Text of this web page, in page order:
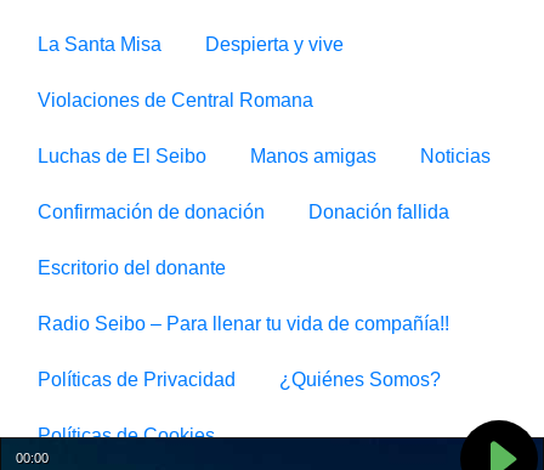
La Santa Misa Despierta y vive
Violaciones de Central Romana
Luchas de El Seibo Manos amigas Noticias
Confirmación de donación Donación fallida
Escritorio del donante
Radio Seibo – Para llenar tu vida de compañía!!
Políticas de Privacidad ¿Quiénes Somos?
Políticas de Cookies